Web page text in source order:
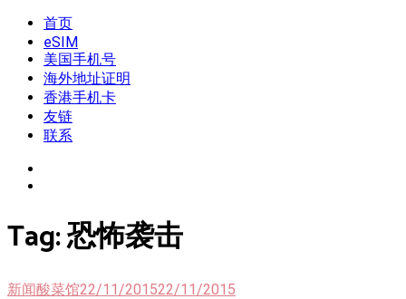
Skip
content
我是王掌柜
新闻酸菜馆|极客电台|自媒体联盟
首页
eSIM
美国手机号
海外地址证明
香港手机卡
友链
联系
Tag:恐怖袭击
新闻酸菜馆22/11/201522/11/2015